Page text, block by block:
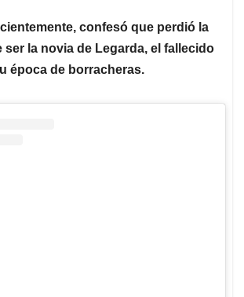
confesó que perdió la
la novia de Legarda, el fallecido
época de borracheras.